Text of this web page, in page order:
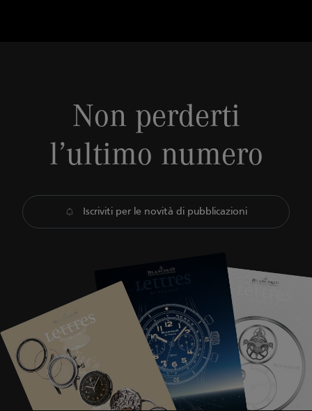
Non perderti
l’ultimo numero
Iscriviti per le novità di pubblicazioni